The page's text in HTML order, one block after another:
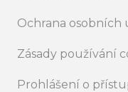
Ochrana osobních
Zásady používání
Prohlášení o